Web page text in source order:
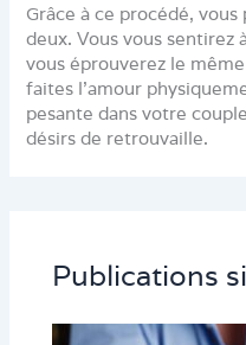
Grâce à ce procédé,
deux. Vous vous sentirez
vous éprouverez le
faites l’amour
pesante dans votre
désirs de retrouvaille.
Publications